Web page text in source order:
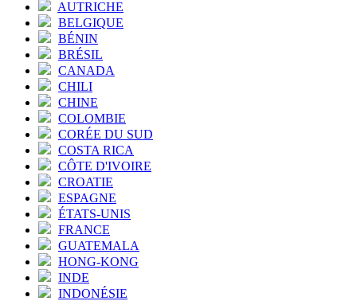
AUTRICHE
BELGIQUE
BÉNIN
BRÉSIL
CANADA
CHILI
CHINE
COLOMBIE
CORÉE DU SUD
COSTA RICA
CÔTE D'IVOIRE
CROATIE
ESPAGNE
ÉTATS-UNIS
FRANCE
GUATEMALA
HONG-KONG
INDE
INDONÉSIE